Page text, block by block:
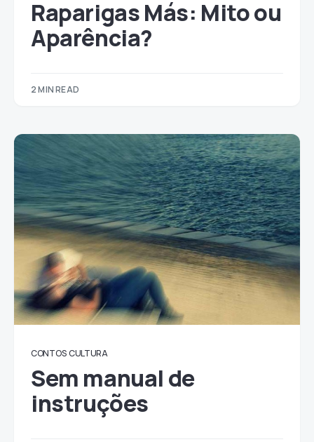
Raparigas Más: Mito ou
Aparência?
2 MIN READ
CONTOS CULTURA
Sem manual de
instruções